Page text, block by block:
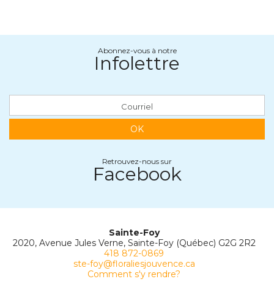
Abonnez-vous à notre
Infolettre
OK
Retrouvez-nous sur
Facebook
Sainte-Foy
2020, Avenue Jules Verne, Sainte-Foy (Québec) G2G 2R2
418 872-0869
ste-foy@floraliesjouvence.ca
Comment s'y rendre?